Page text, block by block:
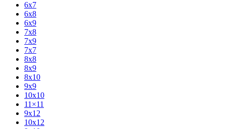
6x7
6x8
6x9
7x8
7x9
7x7
8x8
8x9
8x10
9x9
10x10
11×11
9x12
10x12